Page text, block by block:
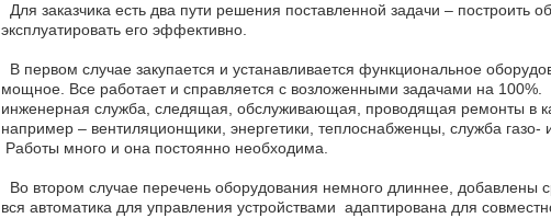
Для заказчика есть два пути решения поставленной задачи – построить
эксплуатировать его эффективно.
В первом случае закупается и устанавливается функциональное
мощное. Все работает и справляется с возложенными задачами на 100%.
инженерная служба, следящая, обслуживающая, проводящая ремонты в
например – вентиляционщики, энергетики, теплоснабженцы, служба газо-
Работы много и она постоянно необходима.
Во втором случае перечень оборудования немного длиннее, добавлены
вся автоматика для управления устройствами адаптирована для